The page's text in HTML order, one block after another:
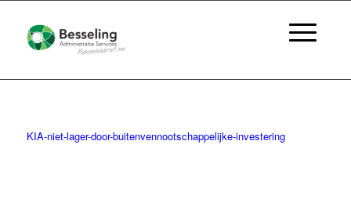
KIA-niet-lager-door-buitenvennootschappelijke-investering